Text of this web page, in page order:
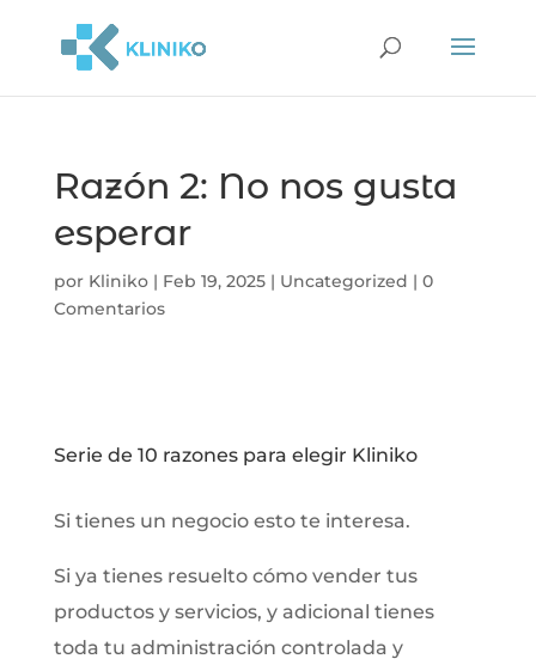
Razón 2: No nos gusta
esperar
por Kliniko| Feb 19, 2025| Uncategorized | 0
Comentarios
Serie de 10 razones para elegir Kliniko
Si tienes un negocio esto te interesa.
Si ya tienes resuelto cómo vender tus
productos y servicios, y adicional tienes
toda tu administración controlada y